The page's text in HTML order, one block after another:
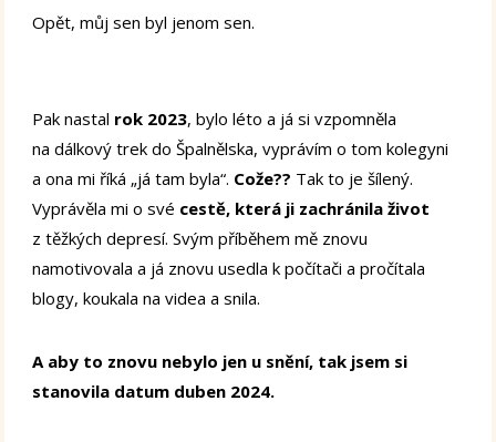
Opět, můj sen byl jenom sen.
Pak nastal rok 2023, bylo léto a já si vzpomněla
na dálkový trek do Špalnělska, vyprávím o tom kolegyni
a ona mi říká „já tam byla“. Cože?? Tak to je šílený.
Vyprávěla mi o své cestě, která ji zachránila život
z těžkých depresí. Svým příběhem mě znovu
namotivovala a já znovu usedla k počítači a pročítala
blogy, koukala na videa a snila.
A aby to znovu nebylo jen u snění, tak jsem si
stanovila datum duben 2024.